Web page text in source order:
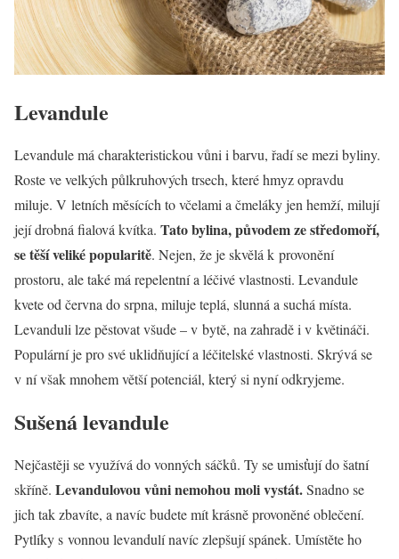
Levandule
Levandule má charakteristickou vůni i barvu, řadí se mezi byliny.
Roste ve velkých půlkruhových trsech, které hmyz opravdu
miluje. V letních měsících to včelami a čmeláky jen hemží, milují
její drobná fialová kvítka. Tato bylina, původem ze středomoří,
se těší veliké popularitě. Nejen, že je skvělá k provonění
prostoru, ale také má repelentní a léčivé vlastnosti. Levandule
kvete od června do srpna, miluje teplá, slunná a suchá místa.
Levanduli lze pěstovat všude – v bytě, na zahradě i v květináči.
Populární je pro své uklidňující a léčitelské vlastnosti. Skrývá se
v ní však mnohem větší potenciál, který si nyní odkryjeme.
Sušená levandule
Nejčastěji se využívá do vonných sáčků. Ty se umisťují do šatní
skříně. Levandulovou vůni nemohou moli vystát.Snadno se
jich tak zbavíte, a navíc budete mít krásně provoněné oblečení.
Pytlíky s vonnou levandulí navíc zlepšují spánek. Umístěte ho